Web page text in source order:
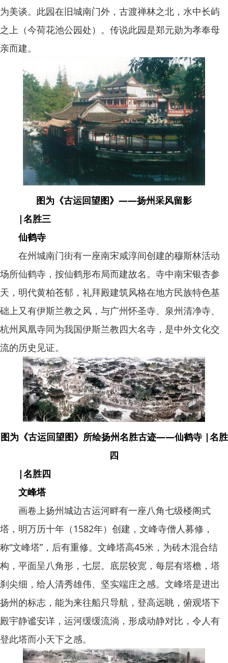
为美谈。此园在旧城南门外，古渡禅林之北，水中长屿
之上（今荷花池公园处）。传说此园是郑元勋为孝奉母
亲而建。
图为《古运回望图》——扬州采风留影
|名胜三
仙鹤寺
在州城南门街有一座南宋咸淳间创建的穆斯林活动
场所仙鹤寺，按仙鹤形布局而建故名。寺中南宋银杏参
天，明代黄柏苍郁，礼拜殿建筑风格在地方民族特色基
础上又有伊斯兰教之风，与广州怀圣寺、泉州清净寺、
杭州凤凰寺同为我国伊斯兰教四大名寺，是中外文化交
流的历史见证。
图为《古运回望图》所绘扬州名胜古迹——仙鹤寺 |名胜
四
|名胜四
文峰塔
画卷上扬州城边古运河畔有一座八角七级楼阁式
塔，明万历十年（1582年）创建，文峰寺僧人募修，
称“文峰塔”，后有重修。文峰塔高45米，为砖木混合结
构，平面呈八角形，七层。底层较宽，每层有塔檐，塔
刹尖细，给人清秀雄伟、坚实端庄之感。文峰塔是进出
扬州的标志，能为来往船只导航，登高远眺，俯观塔下
殿宇静谧安详，运河缓缓流淌，形成动静对比，令人有
登此塔而小天下之感。